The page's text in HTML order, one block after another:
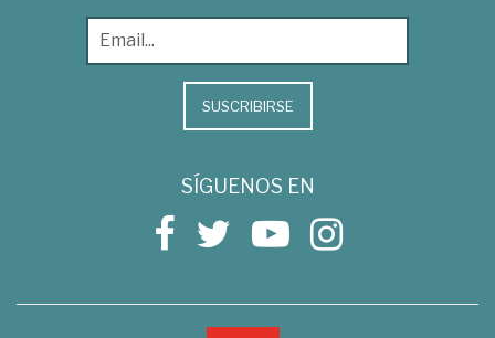
SUSCRIBIRSE
SÍGUENOS EN